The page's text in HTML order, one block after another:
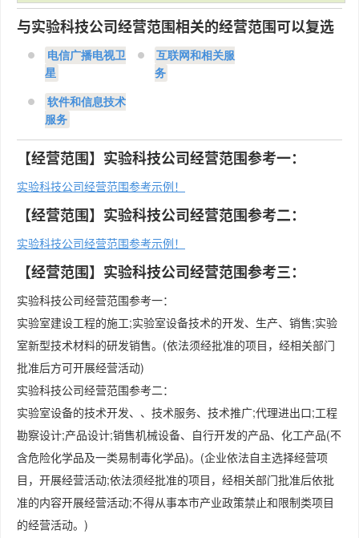
与实验科技公司经营范围相关的经营范围可以复选
电信广播电视卫
星
互联网和相关服
务
软件和信息技术
服务
【经营范围】实验科技公司经营范围参考一：
实验科技公司经营范围参考示例！
【经营范围】实验科技公司经营范围参考二：
实验科技公司经营范围参考示例！
【经营范围】实验科技公司经营范围参考三：
实验科技公司经营范围参考一：
实验室建设工程的施工;实验室设备技术的开发、生产、销售;实验
室新型技术材料的研发销售。(依法须经批准的项目，经相关部门
批准后方可开展经营活动)
实验科技公司经营范围参考二：
实验室设备的技术开发、、技术服务、技术推广;代理进出口;工程
勘察设计;产品设计;销售机械设备、自行开发的产品、化工产品(不
含危险化学品及一类易制毒化学品)。(企业依法自主选择经营项
目，开展经营活动;依法须经批准的项目，经相关部门批准后依批
准的内容开展经营活动;不得从事本市产业政策禁止和限制类项目
的经营活动。)